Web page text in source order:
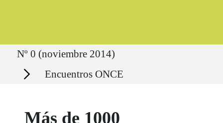
Ruta del sitio
Nº 0 (noviembre 2014)
Secciones Encuentros ONCE
Más de 1000